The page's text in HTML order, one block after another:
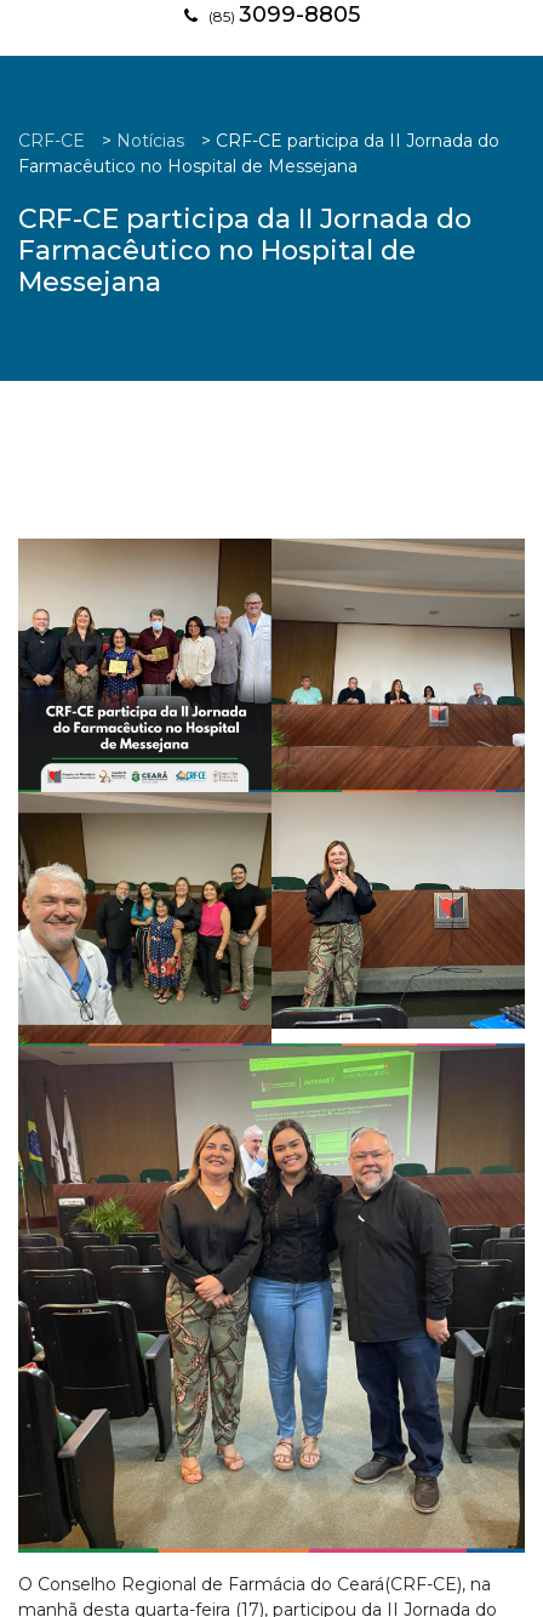
(85) 3099-8805
CRF-CE > Notícias > CRF-CE participa da II Jornada do
Farmacêutico no Hospital de Messejana
CRF-CE participa da II Jornada do
Farmacêutico no Hospital de
Messejana
O Conselho Regional de Farmácia do Ceará(CRF-CE), na
manhã desta quarta-feira (17), participou da II Jornada do